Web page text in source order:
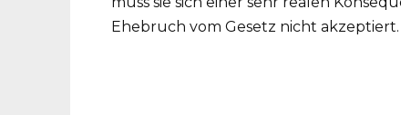
Ehebruch vom Gesetz nicht akzeptiert.